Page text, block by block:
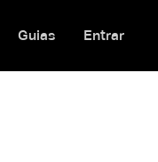
Guias Entrar